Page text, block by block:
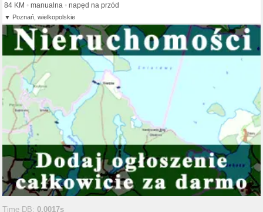
84 KM
manualna napęd na przód
Poznań, wielkopolskie
Time DB:0.0017s